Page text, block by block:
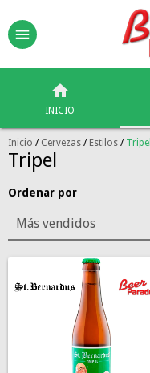
INICIO
Inicio / Cervezas / Estilos / Tripel
Tripel
Ordenar por